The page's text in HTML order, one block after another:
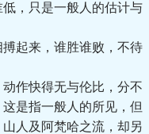
，只是一般人的估计与
起来，谁胜谁败，不待
作快得无与伦比，分不
是指一般人的所见，但
人及阿梵哈之流，却另